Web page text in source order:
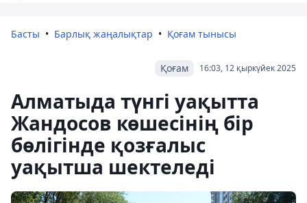
Басты Барлық жаңалықтар Қоғам тынысы
16:03, 12 қыркүйек 2025
Қоғам
Алматыда түнгі уақытта
Жандосов көшесінің бір
бөлігінде қозғалыс
уақытша шектеледі